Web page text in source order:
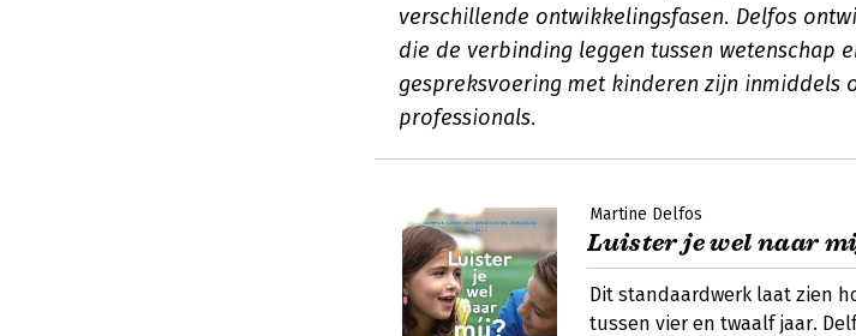
verschillende ontwikkelingsfasen. Delfos
die de verbinding leggen tussen wetenschap
gespreksvoering met kinderen zijn inmiddels
professionals.
Martine Delfos
Luister je wel naar
Dit standaardwerk laat zien
tussen vier en twaalf jaar.